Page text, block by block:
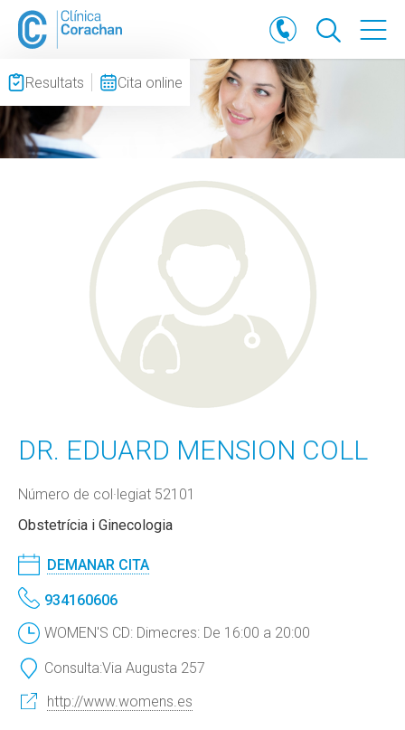
Resultats Cita online
DR. EDUARD MENSION COLL
Número de col·legiat 52101
Obstetrícia i Ginecologia
DEMANAR CITA
934160606
WOMEN'S CD: Dimecres: De 16:00 a 20:00
Consulta:Via Augusta 257
http://www.womens.es